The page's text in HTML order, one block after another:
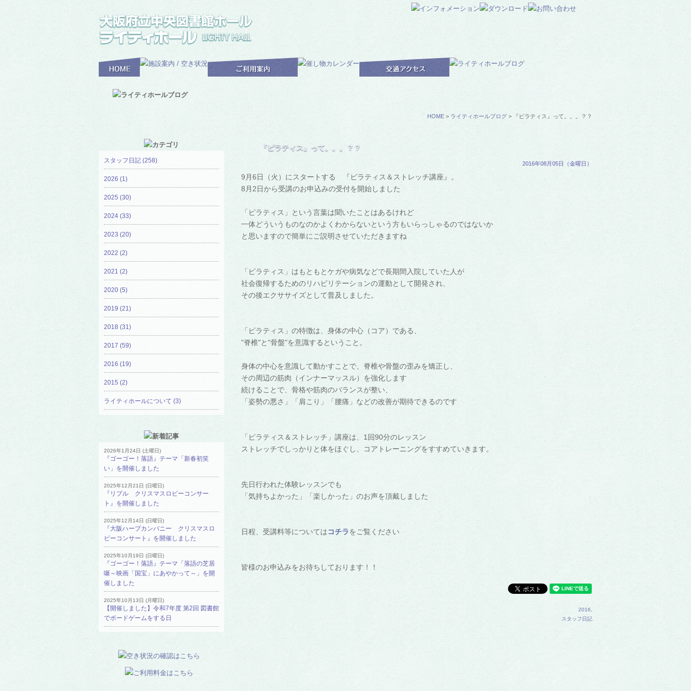
HOME > ライティホールブログ > 『ピラティス』って。。。？？
『ピラティス』って。。。？？
2016年08月05日（金曜日）
9月6日（火）にスタートする
『ピラティス＆ストレッチ講座』。
8月2日から受講のお申込みの受付を開始しました
「ピラティス」という言葉は聞いたことはあるけれど
一体どういうものなのかよくわからないという方もいらっしゃるのではないか
と思いますので簡単にご説明させていただきますね
「ピラティス」はもともとケガや病気などで長期間入院していた人が
社会復帰するためのリハビリテーションの運動として開発され、
その後エクササイズとして普及しました。
「ピラティス」の特徴は、身体の中心（コア）である、
"脊椎"と"骨盤"を意識するということ。
身体の中心を意識して動かすことで、脊椎や骨盤の歪みを矯正し、
その周辺の筋肉（インナーマッスル）を強化します
続けることで、骨格や筋肉のバランスが整い、
「姿勢の悪さ」「肩こり」「腰痛」などの改善が期待できるのです
「ピラティス＆ストレッチ」講座は、1回90分のレッスン
ストレッチでしっかりと体をほぐし、コアトレーニングをすすめていきます。
先日行われた体験レッスンでも
「気持ちよかった」「楽しかった」のお声を頂戴しました
日程、受講料等についてはコチラをご覧ください
皆様のお申込みをお待ちしております！！
2016
スタッフ日記
スタッフ日記 (258)
2026 (1)
2025 (30)
2024 (33)
2023 (20)
2022 (2)
2021 (2)
2020 (5)
2019 (21)
2018 (31)
2017 (59)
2016 (19)
2015 (2)
ライティホールについて (3)
2026年1月24日 (土曜日)
『ゴーゴー！落語』テーマ「新春初笑
い」を開催しました
2025年12月21日 (日曜日)
『リプル クリスマスロビーコンサー
ト』を開催しました
2025年12月14日 (日曜日)
『大阪ハープカンパニー クリスマスロ
ビーコンサート』を開催しました
2025年10月19日 (日曜日)
『ゴーゴー！落語』テーマ「落語の芝居
噺～映画「国宝」にあやかって～」を開
催しました
2025年10月13日 (月曜日)
【開催しました】令和7年度 第2回 図書館
でボードゲームをする日